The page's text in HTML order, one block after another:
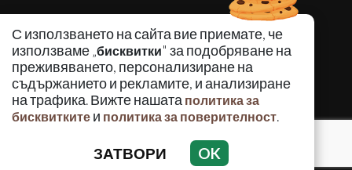
С използването на сайта вие приемате, че
използваме „бисквитки" за подобряване на
преживяването, персонализиране на
съдържанието и рекламите, и анализиране
на трафика. Вижте нашата политика за
бисквитките и политика за поверителност.
ЗАТВОРИ OK
КРИМИНАЛНО